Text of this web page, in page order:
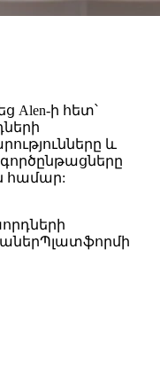
Alen-ի հետ՝
և
համար:
Պլատֆորմի